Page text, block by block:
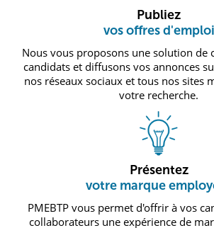
Publiez
vos offres d'emploi
Nous vous proposons une solution de
candidats et diffusons vos annonces
nos réseaux sociaux et tous nos sites
votre recherche.
Présentez
votre marque
PMEBTP vous permet d'offrir à vos
collaborateurs une expérience de